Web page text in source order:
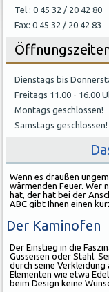
Tel.: 0 45 32 / 20 42 80
Fax: 0 45 32 / 20 42 83
Dienstags bis
Freitags 11.00 - 16.00
Montags geschlossen!
Samstags geschlossen!
Wenn es draußen
wärmenden Feuer. Wer
hat, der hat bei der
ABC gibt Ihnen einen
Der Kaminofen
Der Einstieg in die
Gusseisen oder Stahl.
durch seine
Elementen wie etwa
beim Design keine